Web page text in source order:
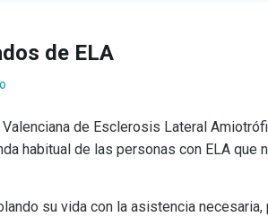
de ELA
de Esclerosis Lateral
habitual de las personas con ELA que
su vida con la asistencia necesaria,